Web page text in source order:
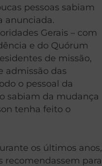
pessoas sabiam
anunciada.
Gerais – com
e do Quórum
de missão,
admissão das
o pessoal da
sabiam da mudança
tenha feito o
os últimos anos,
recomendassem para